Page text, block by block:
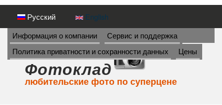
Перейти
к
основному
содержанию
Русский English
И
Н
Ф
О
Информация о компании
Сервис и поддержка
Политика приватности и сохранности данных
Цены
Фотоклад
любительские фото по суперцене